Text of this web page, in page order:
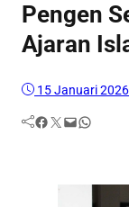
Pengen
Ajaran
15 Januari 2026
Facebook Twitter Mail WhatsApp